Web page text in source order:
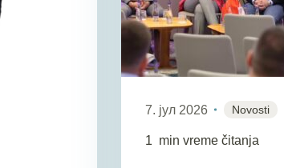
7. јул 2026 Novosti
1 min vreme čitanja